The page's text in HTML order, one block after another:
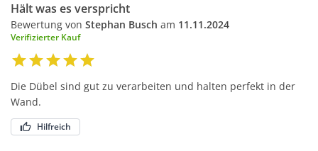
Hält was es verspricht
Bewertung von Stephan Busch am 11.11.2024
Verifizierter Kauf
Die Dübel sind gut zu verarbeiten und halten perfekt in der
Wand.
Hilfreich